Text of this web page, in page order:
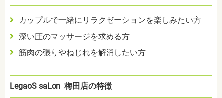
カップルで一緒にリラクゼーションを楽しみたい方
深い圧のマッサージを求める方
筋肉の張りやねじれを解消したい方
LegaoS saLon 梅田店の特徴